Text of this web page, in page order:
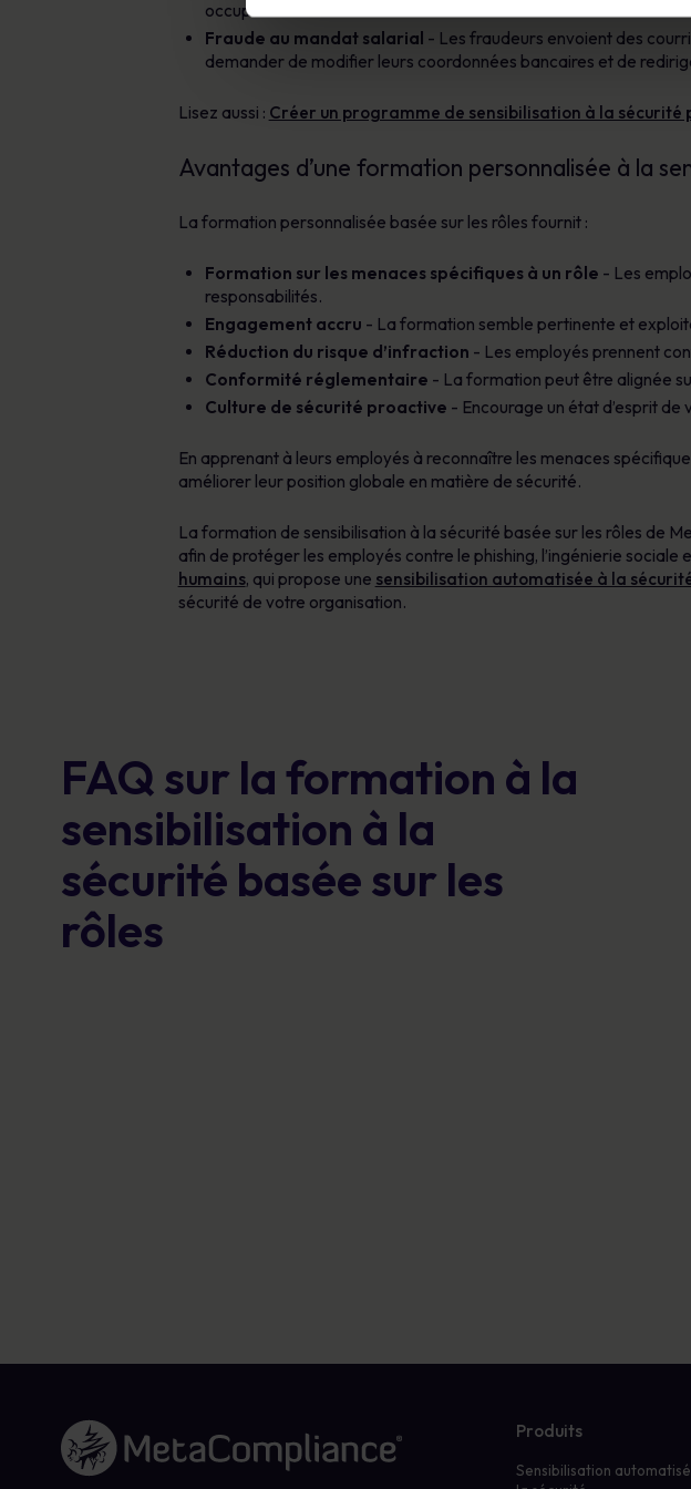
occupant des fonctions financières.
Fraude au mandat salarial - Les fraudeurs envoient des
demander de modifier leurs coordonnées bancaires et de
Lisez aussi : Créer un programme de sensibilisation à la
Avantages d’une formation personnalisée à la
La formation personnalisée basée sur les rôles fournit :
Formation sur les menaces spécifiques à un rôle - Les
responsabilités.
Engagement accru - La formation semble pertinente et
Réduction du risque d’infraction - Les employés prennent
Conformité réglementaire - La formation peut être alignée
Culture de sécurité proactive - Encourage un état d’esprit de
En apprenant à leurs employés à reconnaître les menaces
améliorer leur position globale en matière de sécurité.
La formation de sensibilisation à la sécurité basée sur les rôles de
afin de protéger les employés contre le phishing, l’ingénierie
humains, qui propose une sensibilisation automatisée à la
sécurité de votre organisation.
FAQ sur la formation à la
sensibilisation à la
sécurité basée sur les
rôles
Lien vers la page d'accueil Produits
Sensibilisation